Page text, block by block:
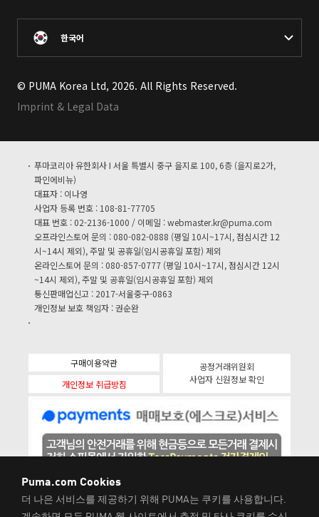
한국어
© PUMA Korea Ltd, 2026. All Rights Reserved.
Imprint & Legal Data
푸마코리아 유한회사 I 서울 특별시 중구 을지로 100, 6층 (을지로2가,
파인에비뉴)
대표자 : 이나영
사업자 등록 번호 : 108-81-77705
대표 번호 : 02-2136-1000 / 이메일 :webmaster.kr@puma.com
오프라인스토어 문의 : 080-082-0888 (평일 10시~17시, 점심시간 12
시~14시 제외), 주말 및 공휴일(임시공휴일 포함) 제외
온라인스토어 문의 : 080-857-0777 (평일 10시~17시, 점심시간 12시
~14시 제외), 주말 및 공휴일(임시공휴일 포함) 제외
통신판매업신고 : 2017-서울중구-0863
개인정보 보호 책임자 : 권순완
구매이용약관
개인정보 취급방침
공정거래위원회
사업자 신원정보 확인